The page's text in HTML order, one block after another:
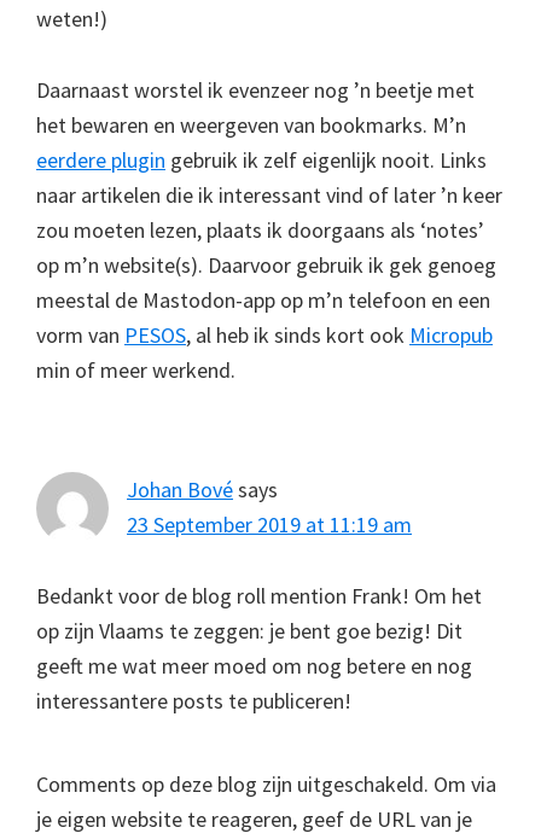
weten!)
Daarnaast worstel ik evenzeer nog ’n beetje met
het bewaren en weergeven van bookmarks. M’n
eerdere plugin gebruik ik zelf eigenlijk nooit. Links
naar artikelen die ik interessant vind of later ’n keer
zou moeten lezen, plaats ik doorgaans als ‘notes’
op m’n website(s). Daarvoor gebruik ik gek genoeg
meestal de Mastodon-app op m’n telefoon en een
vorm van PESOS, al heb ik sinds kort ook Micropub
min of meer werkend.
Johan Bovésays
23 September 2019 at 11:19 am
Bedankt voor de blog roll mention Frank! Om het
op zijn Vlaams te zeggen: je bent goe bezig! Dit
geeft me wat meer moed om nog betere en nog
interessantere posts te publiceren!
Comments op deze blog zijn uitgeschakeld. Om via
je eigen website te reageren, geef de URL van je